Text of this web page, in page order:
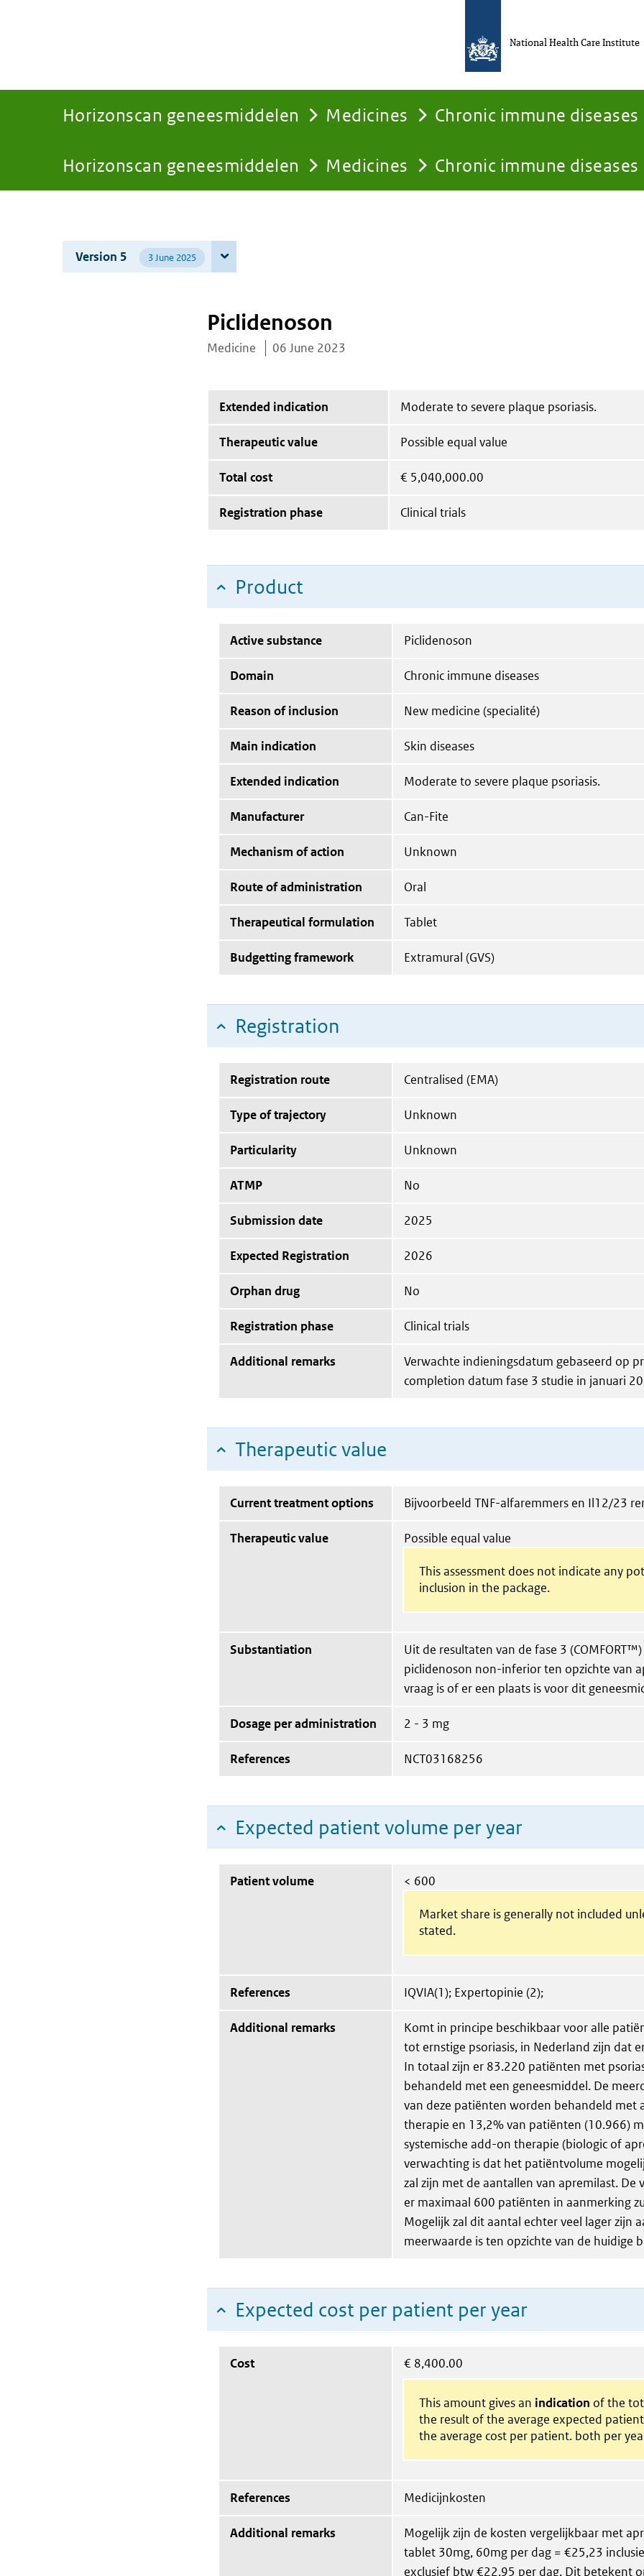
Horizonscan geneesmiddelen Medicines Chronic immune diseases
You
here:
Horizonscan geneesmiddelen Medicines Chronic immune diseases
National Health Care Institute
Version 5 3 June 2025
Piclidenoson
Medicine 06 June 2023
Extended indication Moderate to severe plaque psoriasis.
Therapeutic value Possible equal value
Total cost € 5,040,000.00
Registration phase Clinical trials
Product
Active substance Piclidenoson
Domain Chronic immune diseases
Reason of inclusion New medicine (specialité)
Main indication Skin diseases
Extended indication Moderate to severe plaque psoriasis.
Manufacturer Can-Fite
Mechanism of action Unknown
Route of administration Oral
Therapeutical formulation Tablet
Budgetting framework Extramural (GVS)
Registration
Registration route Centralised (EMA)
Type of trajectory Unknown
Particularity Unknown
ATMP No
Submission date 2025
Expected Registration 2026
Orphan drug No
Registration phase Clinical trials
Additional remarks
Verwachte indieningsdatum gebaseerd op
completion datum fase 3 studie in januari
Therapeutic value
Current treatment options Bijvoorbeeld TNF-alfaremmers en Il12/23
Therapeutic value Possible equal value
This assessment does not indicate any
inclusion in the package.
Substantiation
Uit de resultaten van de fase 3
piclidenoson non-inferior ten opzichte van
vraag is of er een plaats is voor dit
Dosage per administration 2 - 3 mg
References NCT03168256
Expected patient volume per year
Patient volume < 600
Market share is generally not included
stated.
References IQVIA(1); Expertopinie (2);
Additional remarks
Komt in principe beschikbaar voor alle
tot ernstige psoriasis, in Nederland zijn dat
In totaal zijn er 83.220 patiënten met
behandeld met een geneesmiddel. De
van deze patiënten worden behandeld met
therapie en 13,2% van patiënten (10.966)
systemische add-on therapie (biologic of
verwachting is dat het patiëntvolume
zal zijn met de aantallen van apremilast. De
er maximaal 600 patiënten in aanmerking
Mogelijk zal dit aantal echter veel lager zijn
meerwaarde is ten opzichte van de huidige
Expected cost per patient per year
Cost € 8,400.00
This amount gives an indication of the
the result of the average expected
the average cost per patient. both per
References Medicijnkosten
Additional remarks
Mogelijk zijn de kosten vergelijkbaar met
tablet 30mg, 60mg per dag = €25,23
exclusief btw €22,95 per dag. Dit betekent